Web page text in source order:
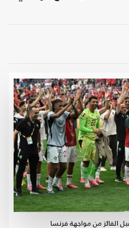
الفائز من مواجهة فرنسا